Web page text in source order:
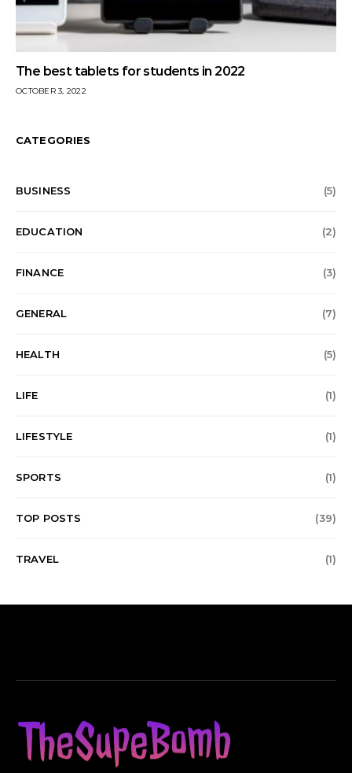
The best tablets for students in 2022
OCTOBER 3, 2022
CATEGORIES
BUSINESS (5)
EDUCATION (2)
FINANCE (3)
GENERAL (7)
HEALTH (5)
LIFE (1)
LIFESTYLE (1)
SPORTS (1)
TOP POSTS (39)
TRAVEL (1)